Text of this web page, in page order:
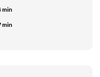
min
min